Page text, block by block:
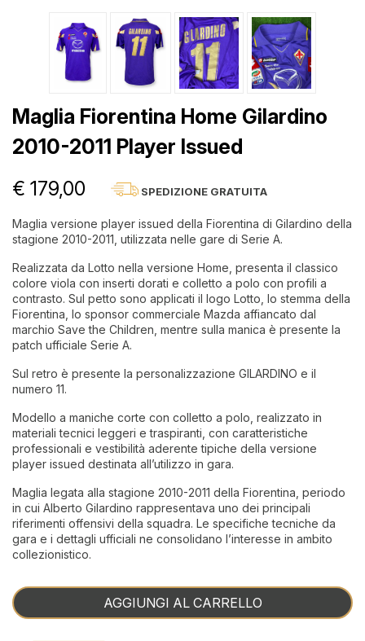
Maglia Fiorentina Home Gilardino
2010-2011 Player Issued
€ 179,00 SPEDIZIONE GRATUITA
Maglia versione player issued della Fiorentina di Gilardino della
stagione 2010-2011, utilizzata nelle gare di Serie A.
Realizzata da Lotto nella versione Home, presenta il classico
colore viola con inserti dorati e colletto a polo con profili a
contrasto. Sul petto sono applicati il logo Lotto, lo stemma della
Fiorentina, lo sponsor commerciale Mazda affiancato dal
marchio Save the Children, mentre sulla manica è presente la
patch ufficiale Serie A.
Sul retro è presente la personalizzazione GILARDINO e il
numero 11.
Modello a maniche corte con colletto a polo, realizzato in
materiali tecnici leggeri e traspiranti, con caratteristiche
professionali e vestibilità aderente tipiche della versione
player issued destinata all’utilizzo in gara.
Maglia legata alla stagione 2010-2011 della Fiorentina, periodo
in cui Alberto Gilardino rappresentava uno dei principali
riferimenti offensivi della squadra. Le specifiche tecniche da
gara e i dettagli ufficiali ne consolidano l’interesse in ambito
collezionistico.
AGGIUNGI AL CARRELLO